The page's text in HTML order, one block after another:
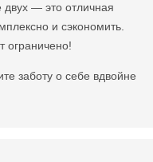
— это отличная
и сэкономить.
ограничено!
заботу о себе вдвойне